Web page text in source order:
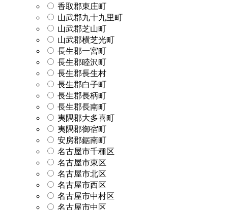
香取郡東庄町
山武郡九十九里町
山武郡芝山町
山武郡横芝光町
長生郡一宮町
長生郡睦沢町
長生郡長生村
長生郡白子町
長生郡長柄町
長生郡長南町
夷隅郡大多喜町
夷隅郡御宿町
安房郡鋸南町
名古屋市千種区
名古屋市東区
名古屋市北区
名古屋市西区
名古屋市中村区
名古屋市中区